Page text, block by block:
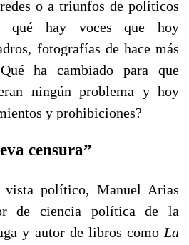
o a triunfos de políticos
qué hay voces que hoy
fotografías de hace más
ha cambiado para que
ningún problema y hoy
y prohibiciones?
censura”
vista político, Manuel Arias
de ciencia política de la
y autor de libros como La